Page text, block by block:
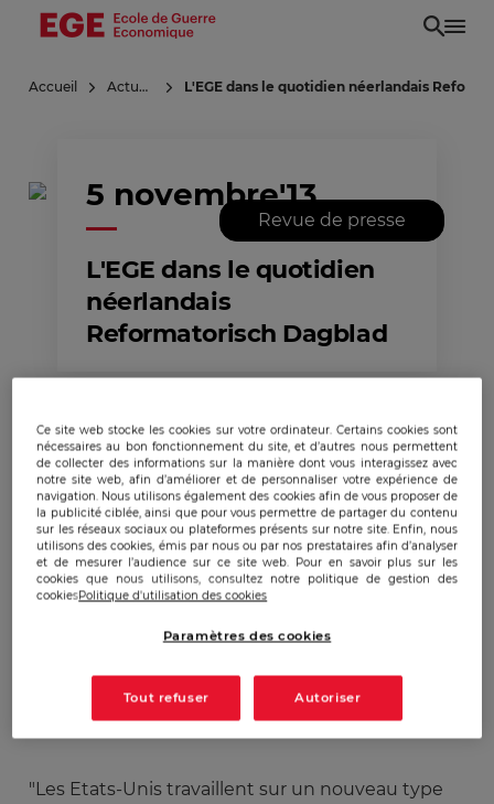
Aller
principal
Accueil Actualités L'EGE dans le quotidien néerlandais
5 novembre'13
L'EGE dans le quotidien
néerlandais
Reformatorisch Dagblad
Revue de presse
Publicado: 05/11/2013|Actualizado: 22/12/2023
Interview de Christian Harbulot sur le
européens par la NSA, publié le 1er novembre
"Les Etats-Unis travaillent sur un nouveau type
Ce site web stocke les cookies sur votre ordinateur. Certains cookies sont
nécessaires au bon fonctionnement du site, et d’autres nous permettent
de collecter des informations sur la manière dont vous interagissez avec
notre site web, afin d’améliorer et de personnaliser votre expérience de
navigation. Nous utilisons également des cookies afin de vous proposer de
la publicité ciblée, ainsi que pour vous permettre de partager du contenu
sur les réseaux sociaux ou plateformes présents sur notre site. Enfin, nous
utilisons des cookies, émis par nous ou par nos prestataires afin d’analyser
et de mesurer l’audience sur ce site web. Pour en savoir plus sur les
cookies que nous utilisons, consultez notre politique de gestion des
cookiesPolitique d'utilisation des cookies
Paramètres des cookies
Tout refuser Autoriser